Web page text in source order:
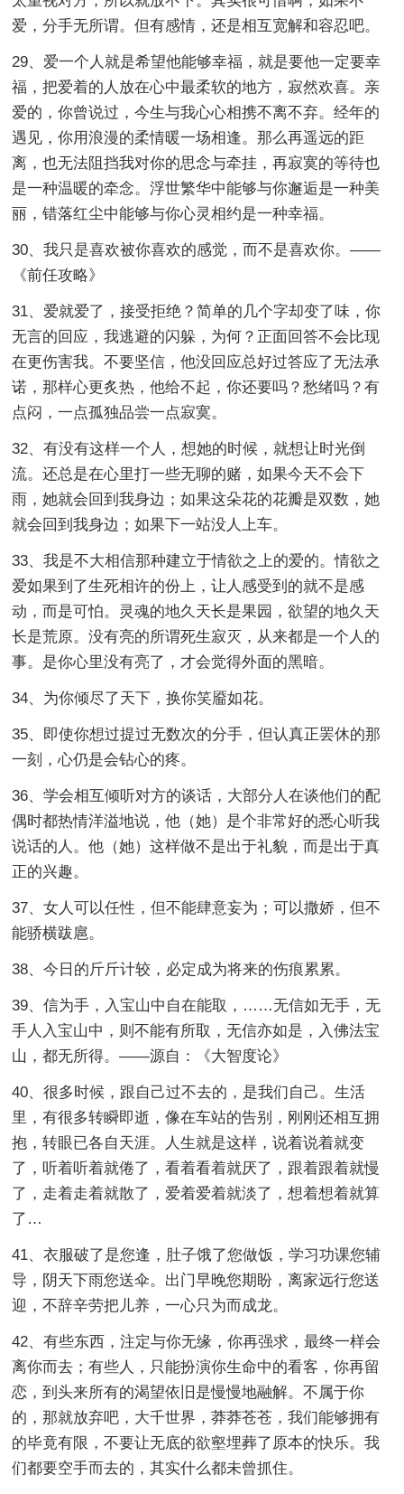
爱，分手无所谓。但有感情，还是相互宽解和容忍吧。
29、爱一个人就是希望他能够幸福，就是要他一定要幸
福，把爱着的人放在心中最柔软的地方，寂然欢喜。亲
爱的，你曾说过，今生与我心心相携不离不弃。经年的
遇见，你用浪漫的柔情暖一场相逢。那么再遥远的距
离，也无法阻挡我对你的思念与牵挂，再寂寞的等待也
是一种温暖的牵念。浮世繁华中能够与你邂逅是一种美
丽，错落红尘中能够与你心灵相约是一种幸福。
30、我只是喜欢被你喜欢的感觉，而不是喜欢你。——
《前任攻略》
31、爱就爱了，接受拒绝？简单的几个字却变了味，你
无言的回应，我逃避的闪躲，为何？正面回答不会比现
在更伤害我。不要坚信，他没回应总好过答应了无法承
诺，那样心更炙热，他给不起，你还要吗？愁绪吗？有
点闷，一点孤独品尝一点寂寞。
32、有没有这样一个人，想她的时候，就想让时光倒
流。还总是在心里打一些无聊的赌，如果今天不会下
雨，她就会回到我身边；如果这朵花的花瓣是双数，她
就会回到我身边；如果下一站没人上车。
33、我是不大相信那种建立于情欲之上的爱的。情欲之
爱如果到了生死相许的份上，让人感受到的就不是感
动，而是可怕。灵魂的地久天长是果园，欲望的地久天
长是荒原。没有亮的所谓死生寂灭，从来都是一个人的
事。是你心里没有亮了，才会觉得外面的黑暗。
34、为你倾尽了天下，换你笑靥如花。
35、即使你想过提过无数次的分手，但认真正罢休的那
一刻，心仍是会钻心的疼。
36、学会相互倾听对方的谈话，大部分人在谈他们的配
偶时都热情洋溢地说，他（她）是个非常好的悉心听我
说话的人。他（她）这样做不是出于礼貌，而是出于真
正的兴趣。
37、女人可以任性，但不能肆意妄为；可以撒娇，但不
能骄横跋扈。
38、今日的斤斤计较，必定成为将来的伤痕累累。
39、信为手，入宝山中自在能取，……无信如无手，无
手人入宝山中，则不能有所取，无信亦如是，入佛法宝
山，都无所得。——源自：《大智度论》
40、很多时候，跟自己过不去的，是我们自己。生活
里，有很多转瞬即逝，像在车站的告别，刚刚还相互拥
抱，转眼已各自天涯。人生就是这样，说着说着就变
了，听着听着就倦了，看着看着就厌了，跟着跟着就慢
了，走着走着就散了，爱着爱着就淡了，想着想着就算
了…
41、衣服破了是您逢，肚子饿了您做饭，学习功课您辅
导，阴天下雨您送伞。出门早晚您期盼，离家远行您送
迎，不辞辛劳把儿养，一心只为而成龙。
42、有些东西，注定与你无缘，你再强求，最终一样会
离你而去；有些人，只能扮演你生命中的看客，你再留
恋，到头来所有的渴望依旧是慢慢地融解。不属于你
的，那就放弃吧，大千世界，莽莽苍苍，我们能够拥有
的毕竟有限，不要让无底的欲壑埋葬了原本的快乐。我
们都要空手而去的，其实什么都未曾抓住。